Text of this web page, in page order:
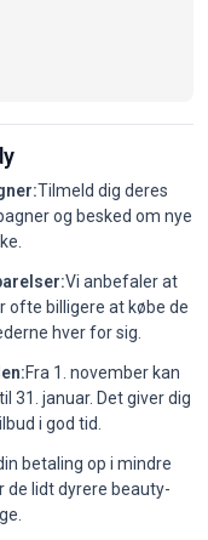
Tilmeld dig deres
og besked om nye
Vi anbefaler at
ofte billigere at købe de
hver for sig.
Fra 1. november kan
31. januar. Det giver dig
i god tid.
betaling op i mindre
de lidt dyrere beauty-